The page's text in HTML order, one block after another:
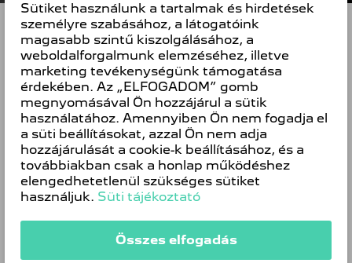
MIÉRT A PEUGEOT-TÓL VÁSÁROLJAM
MEG A TARTOZÉKOKAT?
A PEUGEOT csak és kizárólag olyan
gépjármű tartozékokat kínál, melyek:
Maximálisan megfelelnek a PEUGEOT
minőségi előírásainak
Illenek a PEUGEOT stílusvilágába
Felszerelésük és használatuk egyszerű
1 év PEUEOT jótállás garantálja
minőségüket
Eredeti gyári tartozékok és nem
utángyártott hamisítványok
Szakszerű felszerelését - például
Sütiket használunk a tartalmak és hirdetések
személyre szabásához, a látogatóink
magasabb szintű kiszolgálásához, a
weboldalforgalmunk elemzéséhez, illetve
marketing tevékenységünk támogatása
érdekében. Az „ELFOGADOM” gomb
megnyomásával Ön hozzájárul a sütik
használatához. Amennyiben Ön nem fogadja el
a süti beállításokat, azzal Ön nem adja
hozzájárulását a cookie-k beállításához, és a
továbbiakban csak a honlap működéshez
elengedhetetlenül szükséges sütiket
használjuk. Süti tájékoztató
Összes elfogadás